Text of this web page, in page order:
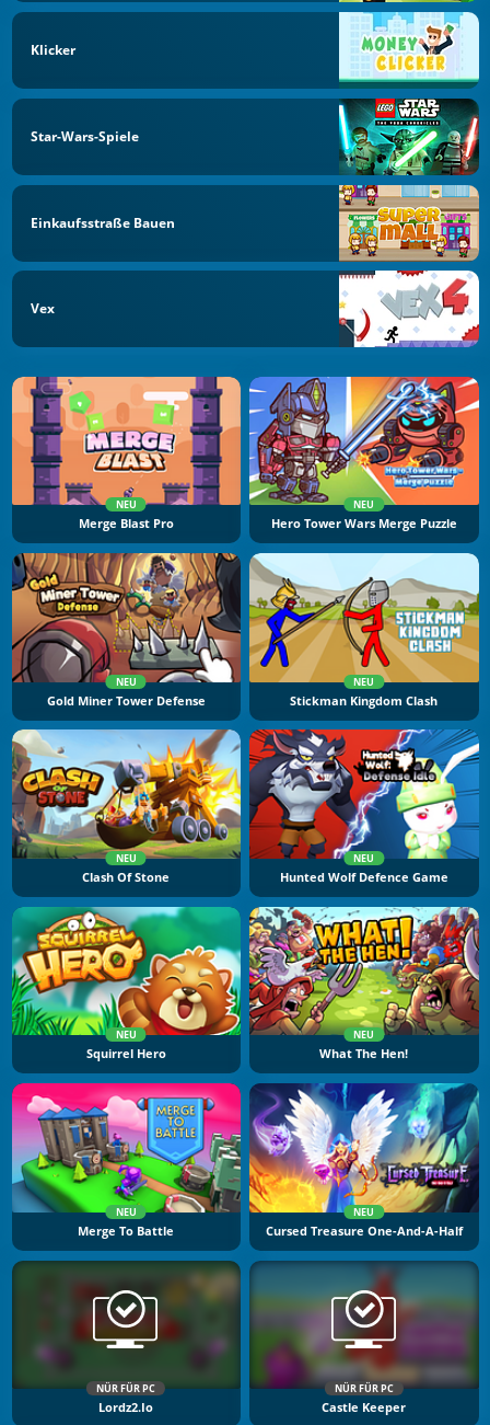
Klicker
Star-Wars-Spiele
Einkaufsstraße Bauen
Vex
NEU
Merge Blast Pro
NEU
Hero Tower Wars Merge Puzzle
NEU
Gold Miner Tower Defense
NEU
Stickman Kingdom Clash
NEU
Clash Of Stone
NEU
Hunted Wolf Defence Game
NEU
Squirrel Hero
NEU
What The Hen!
NEU
Merge To Battle
NEU
Cursed Treasure One-And-A-Half
NÜR FÜR PC
Lordz2.io
NÜR FÜR PC
Castle Keeper